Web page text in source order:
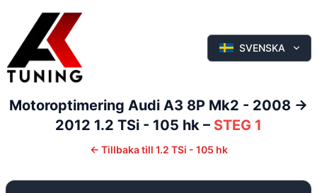
SVENSKA
Motoroptimering Audi A3 8P Mk2 - 2008 ->
2012 1.2 TSi - 105 hk – STEG 1
← Tillbaka till 1.2 TSi - 105 hk